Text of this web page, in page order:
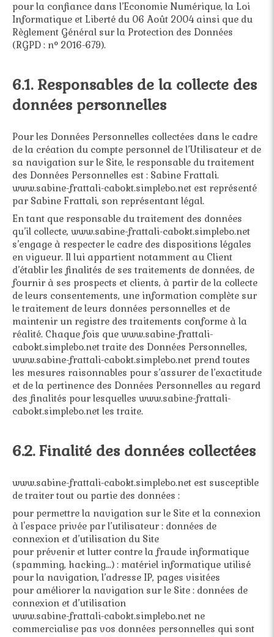
pour la confiance dans l’Economie Numérique, la Loi
Informatique et Liberté du 06 Août 2004 ainsi que du
Règlement Général sur la Protection des Données
(RGPD : n° 2016-679).
6.1. Responsables de la collecte des
données personnelles
Pour les Données Personnelles collectées dans le cadre
de la création du compte personnel de l’Utilisateur et de
sa navigation sur le Site, le responsable du traitement
des Données Personnelles est : Sabine Frattali.
www.sabine-frattali-cabokt.simplebo.net est représenté
par Sabine Frattali, son représentant légal.
En tant que responsable du traitement des données
qu’il collecte, www.sabine-frattali-cabokt.simplebo.net
s’engage à respecter le cadre des dispositions légales
en vigueur. Il lui appartient notamment au Client
d’établir les finalités de ses traitements de données, de
fournir à ses prospects et clients, à partir de la collecte
de leurs consentements, une information complète sur
le traitement de leurs données personnelles et de
maintenir un registre des traitements conforme à la
réalité. Chaque fois que www.sabine-frattali-
cabokt.simplebo.net traite des Données Personnelles,
www.sabine-frattali-cabokt.simplebo.net prend toutes
les mesures raisonnables pour s’assurer de l’exactitude
et de la pertinence des Données Personnelles au regard
des finalités pour lesquelles www.sabine-frattali-
cabokt.simplebo.net les traite.
6.2. Finalité des données collectées
www.sabine-frattali-cabokt.simplebo.net est susceptible
de traiter tout ou partie des données :
pour permettre la navigation sur le Site et la connexion
à l'espace privée par l’utilisateur : données de
connexion et d’utilisation du Site
pour prévenir et lutter contre la fraude informatique
(spamming, hacking…) : matériel informatique utilisé
pour la navigation, l’adresse IP, pages visitées
pour améliorer la navigation sur le Site : données de
connexion et d’utilisation
www.sabine-frattali-cabokt.simplebo.net ne
commercialise pas vos données personnelles qui sont